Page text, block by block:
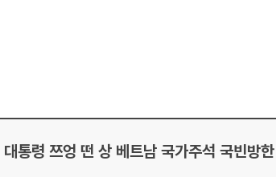
대통령 쯔엉 떤 상 베트남 국가주석 국빈방